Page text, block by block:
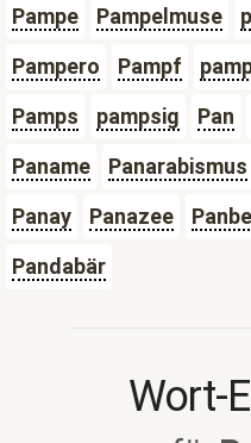
Pampe
Pampelmuse
Pampero
Pampf
Pamps
pampsig Pan
Paname
Panarabismus
Panay
Panazee
Pandabär
Wort-